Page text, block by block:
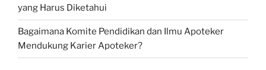
yang Harus Diketahui
Bagaimana Komite Pendidikan dan Ilmu Apoteker
Mendukung Karier Apoteker?